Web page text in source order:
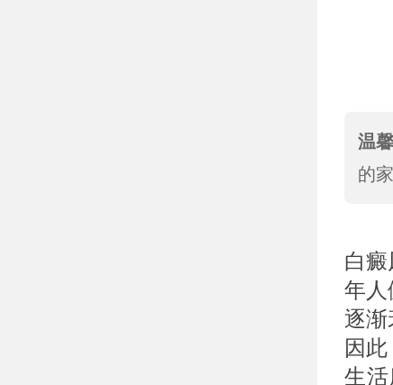
温
的
在
白
年人
逐渐
因
生